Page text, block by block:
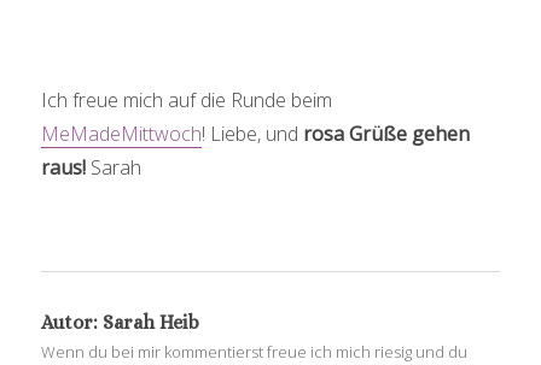
Ich freue mich auf die Runde beim
MeMadeMittwoch! Liebe, und rosa Grüße gehen
raus! Sarah
Autor: Sarah Heib
Wenn du bei mir kommentierst freue ich mich riesig und du